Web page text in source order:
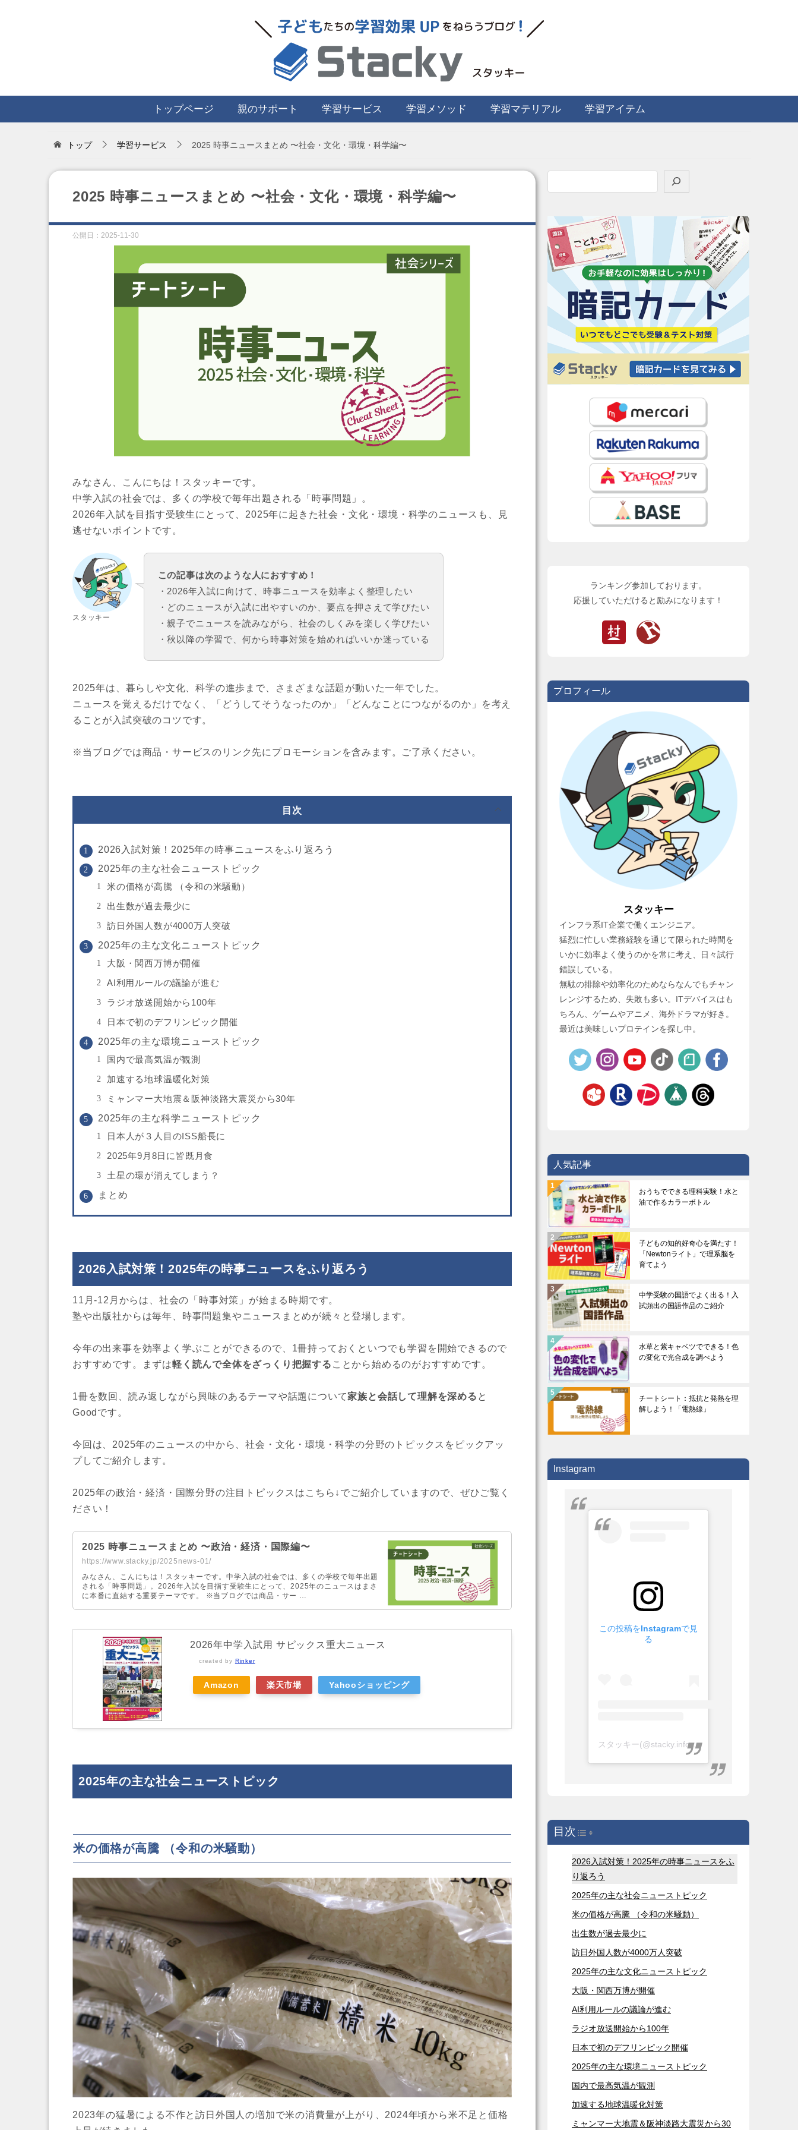
トップページ 親のサポート 学習サービス 学習メソッド 学習マテリアル 学習アイテム
トップ 学習サービス 2025 時事ニュースまとめ 〜社会・文化・環境・科学編〜
2025 時事ニュースまとめ 〜社会・文化・環境・科学編〜
公開日： 2025-11-30
みなさん、こんにちは！スタッキーです。
中学入試の社会では、多くの学校で毎年出題される「時事問題」。
2026年入試を目指す受験生にとって、2025年に起きた社会・文化・環境・科学のニュースも、見
逃せないポイントです。
スタッキー
この記事は次のような人におすすめ！
・2026年入試に向けて、時事ニュースを効率よく整理したい
・どのニュースが入試に出やすいのか、要点を押さえて学びたい
・親子でニュースを読みながら、社会のしくみを楽しく学びたい
・秋以降の学習で、何から時事対策を始めればいいか迷っている
2025年は、暮らしや文化、科学の進歩まで、さまざまな話題が動いた一年でした。
ニュースを覚えるだけでなく、「どうしてそうなったのか」「どんなことにつながるのか」を考え
ることが入試突破のコツです。
※当ブログでは商品・サービスのリンク先にプロモーションを含みます。ご了承ください。
目次
2026入試対策！2025年の時事ニュースをふり返ろう
2025年の主な社会ニューストピック
米の価格が高騰 （令和の米騒動）
出生数が過去最少に
訪日外国人数が4000万人突破
2025年の主な文化ニューストピック
大阪・関西万博が開催
AI利用ルールの議論が進む
ラジオ放送開始から100年
日本で初のデフリンピック開催
2025年の主な環境ニューストピック
国内で最高気温が観測
加速する地球温暖化対策
ミャンマー大地震＆阪神淡路大震災から30年
2025年の主な科学ニューストピック
日本人が３人目のISS船長に
2025年9月8日に皆既月食
土星の環が消えてしまう？
まとめ
2026入試対策！2025年の時事ニュースをふり返ろう
11月-12月からは、社会の「時事対策」が始まる時期です。
塾や出版社からは毎年、時事問題集やニュースまとめが続々と登場します。
今年の出来事を効率よく学ぶことができるので、1冊持っておくといつでも学習を開始できるので
おすすめです。まずは軽く読んで全体をざっくり把握する ことから始めるのがおすすめです。
1冊を数回、読み返しながら興味のあるテーマや話題について家族と会話して理解を深める と
Goodです。
今回は、2025年のニュースの中から、社会・文化・環境・科学の分野のトピックスをピックアッ
プしてご紹介します。
2025年の政治・経済・国際分野の注目トピックスはこちら↓でご紹介していますので、ぜひご覧く
ださい！
2025 時事ニュースまとめ 〜政治・経済・国際編〜
https://www.stacky.jp/2025news-01/
みなさん、こんにちは！スタッキーです。中学入試の社会では、多くの学校で毎年出題
される「時事問題」。2026年入試を目指す受験生にとって、2025年のニュースはまさ
に本番に直結する重要テーマです。 ※当ブログでは商品・サー …
2026年中学入試用 サピックス重大ニュース
created by Rinker
Amazon 楽天市場 Yahooショッピング
2025年の主な社会ニューストピック
米の価格が高騰 （令和の米騒動）
2023年の猛暑による不作と訪日外国人の増加で米の消費量が上がり、2024年頃から米不足と価格
索
ランキング参加しております。
応援していただけると励みになります！
プロフィール
スタッキー
インフラ系IT企業で働くエンジニア。
猛烈に忙しい業務経験を通じて限られた時間を
いかに効率よく使うのかを常に考え、日々試行
錯誤している。
無駄の排除や効率化のためならなんでもチャン
レンジするため、失敗も多い。ITデバイスはも
ちろん、ゲームやアニメ、海外ドラマが好き。
最近は美味しいプロテインを探し中。
人気記事
おうちでできる理科実験！水と
油で作るカラーボトル
子どもの知的好奇心を満たす！
「Newtonライト」で理系脳を
育てよう
中学受験の国語でよく出る！入
試頻出の国語作品のご紹介
水草と紫キャベツでできる！色
の変化で光合成を調べよう
チートシート：抵抗と発熱を理
解しよう！「電熱線」
Instagram
この投稿をInstagramで見
る
スタッキー(@stacky.info)がシェアした投稿
目次 Toggle Table of Content
2026入試対策！2025年の時事ニュースをふ
り返ろう
2025年の主な社会ニューストピック
米の価格が高騰 （令和の米騒動）
出生数が過去最少に
訪日外国人数が4000万人突破
2025年の主な文化ニューストピック
大阪・関西万博が開催
AI利用ルールの議論が進む
ラジオ放送開始から100年
日本で初のデフリンピック開催
2025年の主な環境ニューストピック
国内で最高気温が観測
加速する地球温暖化対策
ミャンマー大地震＆阪神淡路大震災から30